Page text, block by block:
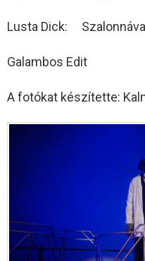
Lusta Dick:
Galambos Edit
A fotókat készítette: